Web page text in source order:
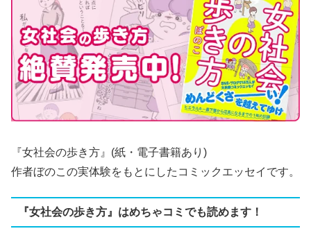
『女社会の歩き方 』(紙・電子書籍あり)
作者ぼのこの実体験をもとにしたコミックエッセイです。
『女社会の歩き方』はめちゃコミでも読めます！